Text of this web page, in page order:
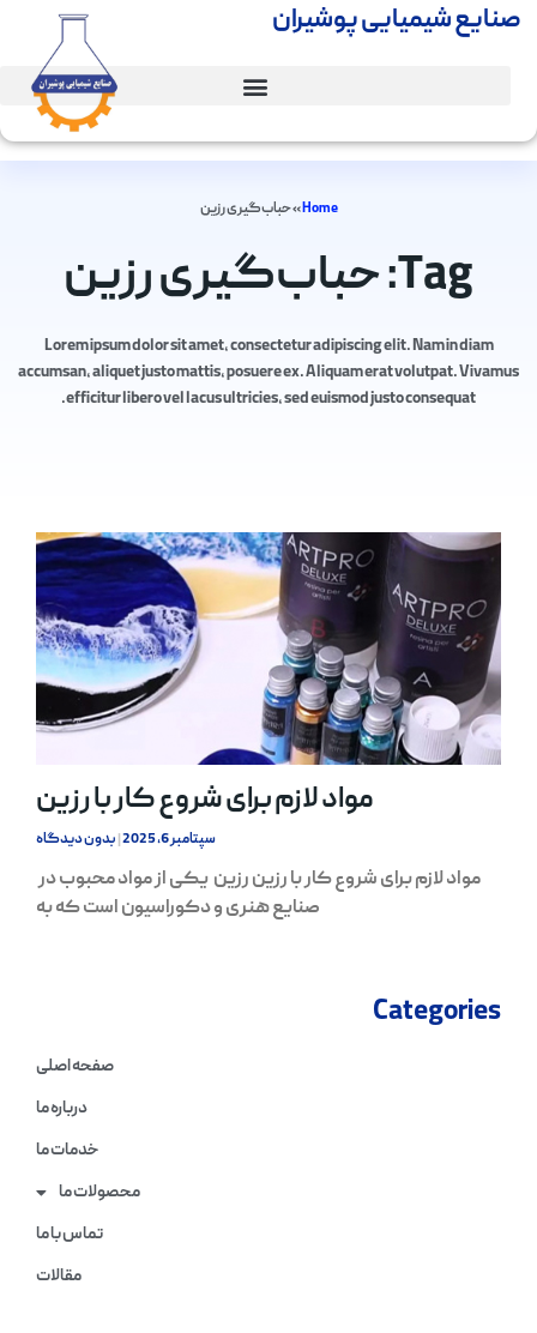
صنایع شیمیایی پوشیران
Home
»حباب‌گیری رزین
Tag: حباب‌گیری رزین
Lorem ipsum dolor sit amet, consectetur adipiscing elit. Nam in diam
accumsan, aliquet justo mattis, posuere ex. Aliquam erat volutpat. Vivamus
efficitur libero vel lacus ultricies, sed euismod justo consequat.
مواد لازم برای شروع کار با رزین
سپتامبر 6, 2025 بدون دیدگاه
مواد لازم برای شروع کار با رزین رزین یکی از مواد محبوب در
صنایع هنری و دکوراسیون است که به
Categories
صفحه اصلی
درباره ما
خدمات ما
محصولات ما
تماس با ما
مقالات